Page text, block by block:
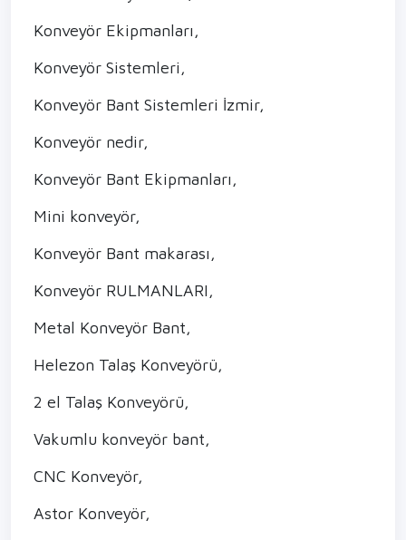
Konveyör Ekipmanları,
Konveyör Sistemleri,
Konveyör Bant Sistemleri İzmir,
Konveyör nedir,
Konveyör Bant Ekipmanları,
Mini konveyör,
Konveyör Bant makarası,
Konveyör RULMANLARI,
Metal Konveyör Bant,
Helezon Talaş Konveyörü,
2 el Talaş Konveyörü,
Vakumlu konveyör bant,
CNC Konveyör,
Astor Konveyör,